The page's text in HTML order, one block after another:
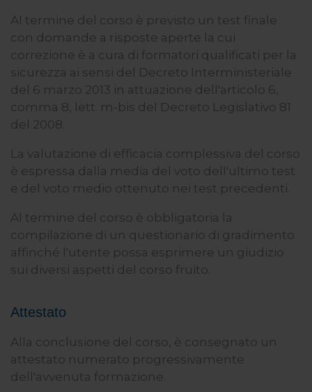
Al termine del corso è previsto un test finale
con domande a risposte aperte la cui
correzione è a cura di formatori qualificati per la
sicurezza ai sensi del Decreto Interministeriale
del 6 marzo 2013 in attuazione dell'articolo 6,
comma 8, lett. m-bis del Decreto Legislativo 81
del 2008.
La valutazione di efficacia complessiva del corso
è espressa dalla media del voto dell'ultimo test
e del voto medio ottenuto nei test precedenti.
Al termine del corso è obbligatoria la
compilazione di un questionario di gradimento
affinché l'utente possa esprimere un giudizio
sui diversi aspetti del corso fruito.
Attestato
Alla conclusione del corso, è consegnato un
attestato numerato progressivamente
dell'avvenuta formazione.